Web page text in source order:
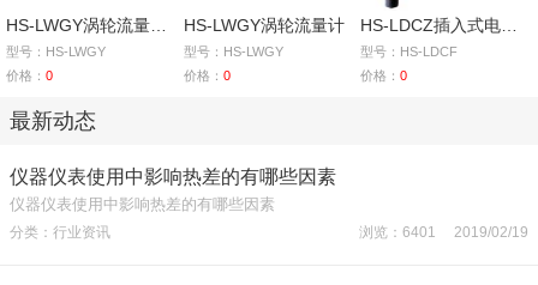
型号：HS-LWGY
价格： 0
HS-LWGY涡轮流量计
型号：HS-LWGY
价格： 0
型号：HS-LDCF
价格：0
最新动态
仪器仪表使用中影响热差的有哪些因素
仪器仪表使用中影响热差的有哪些因素
分类：行业资讯 浏览：6401 2019/02/19